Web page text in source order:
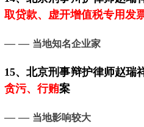
取贷款、虚开增值税专用发
— — 当地知名企业家
15、北京刑事辩护律师赵瑞
贪污、行贿案
— — 当地影响较大